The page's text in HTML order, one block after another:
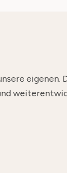
eigenen.